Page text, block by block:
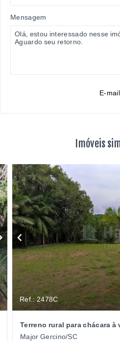
Mensagem
E-mail
Imóveis
Ref.: 2478C
Major Gercino/SC